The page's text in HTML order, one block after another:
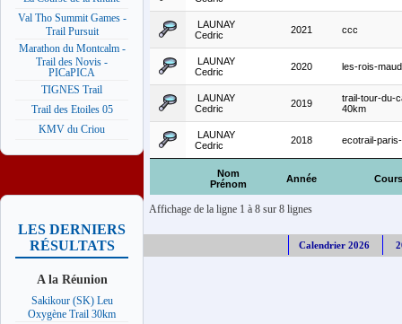
Val Tho Summit Games -
Trail Pursuit
Marathon du Montcalm -
Trail des Novis -
PICaPICA
TIGNES Trail
Trail des Etoiles 05
KMV du Criou
LES DERNIERS
RÉSULTATS
A la Réunion
Sakikour (SK) Leu
Oxygène Trail 30km
Nom
Prénom
Année
LAUNAY
Cedric
2021 ccc
LAUNAY
Cedric
2020 les-rois-
LAUNAY
Cedric
2019
trail-tour-du-
40km
LAUNAY
Cedric
2018 ecotrail-
Affichage de la ligne 1 à 8 sur 8 lignes
Calendrier 2026